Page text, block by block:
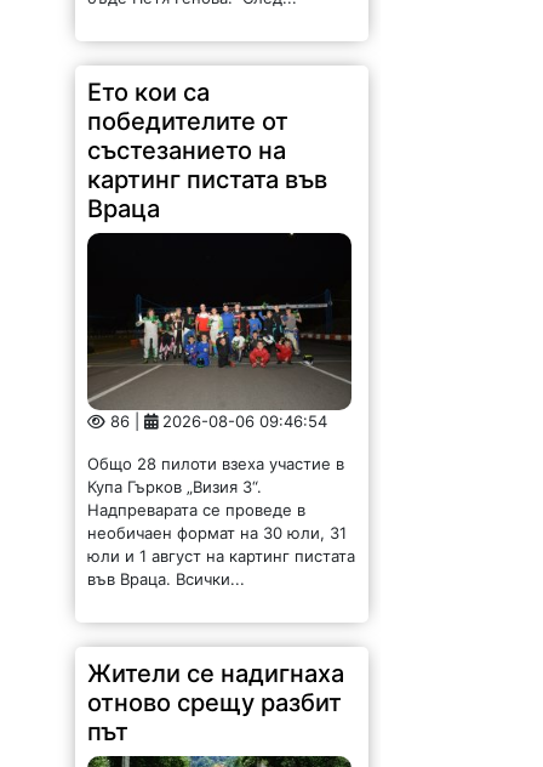
Ето кои са
победителите от
състезанието на
картинг пистата във
Враца
86 |
Купа Гърков „Визия 3“.
Надпреварата се проведе в
необичаен формат на 30 юли, 31
юли и 1 август на картинг пистата
във Враца. Всички...
Жители се надигнаха
отново срещу разбит
път